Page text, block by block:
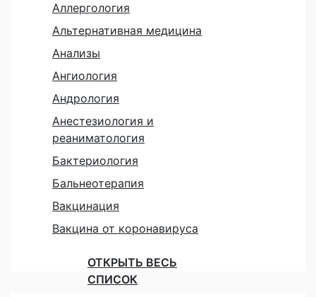
Аллергология
Альтернативная медицина
Анализы
Ангиология
Андрология
Анестезиология и
реаниматология
Бактериология
Бальнеотерапия
Вакцинация
Вакцина от коронавируса
ОТКРЫТЬ ВЕСЬ
СПИСОК